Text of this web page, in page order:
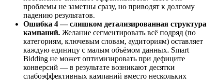
проблемы не заметны сразу, но приводят к долгому
падению результатов.
Ошибка 4 — слишком детализированная структура
кампаний. Желание сегментировать всё подряд (по
категориям, ключевым словам, аудиториям) оставляет
каждую единицу с малым объёмом данных. Smart
Bidding не может оптимизировать при дефиците
конверсий — в результате возникают десятки
слабоэффективных кампаний вместо нескольких